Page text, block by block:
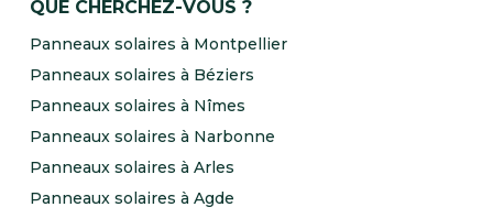
QUE CHERCHEZ-VOUS ?
Panneaux solaires à Montpellier
Panneaux solaires à Béziers
Panneaux solaires à Nîmes
Panneaux solaires à Narbonne
Panneaux solaires à Arles
Panneaux solaires à Agde